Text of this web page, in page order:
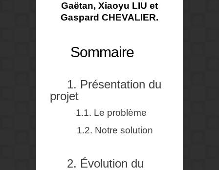
Gaëtan, Xiaoyu LIU et
Gaspard CHEVALIER.
Sommaire
1. Présentation du
projet
1.1. Le problème
1.2. Notre solution
2. Évolution du